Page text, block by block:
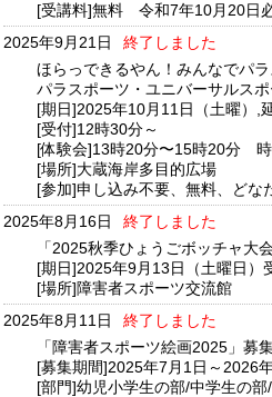
[受講料]無料 令和7年10月20日
2025年9月21日
終了しました
ほらっできるやん！みんなでパ
パラスポーツ・ユニバーサルス
[期日]2025年10月11日（土曜）,
[受付]12時30分～
[体験会]13時20分〜15時20分
[場所]大蔵海岸多目的広場
[参加]申し込み不要、無料、どな
2025年8月16日
終了しました
「2025秋季ひょうごボッチャ大
[期日]2025年9月13日（土曜日）
[場所]障害者スポーツ交流館
2025年8月11日
終了しました
「障害者スポーツ絵画2025」募
[募集期間]2025年7月1日～2026
[部門]幼児小学生の部/中学生の